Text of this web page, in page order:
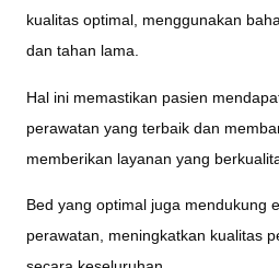
kualitas optimal, menggunakan
dan tahan lama.
Hal ini memastikan pasien
perawatan yang terbaik dan
memberikan layanan yang
Bed yang optimal juga mendukung
perawatan, meningkatkan kualitas